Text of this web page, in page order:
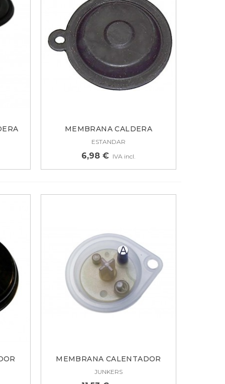
MEMBRANA CALDERA
CHAFFOTEAUX...
ESTANDAR
6,98 € IVA incl.
MEMBRANA CALENTADOR
JUNKERS Ø 51...
JUNKERS